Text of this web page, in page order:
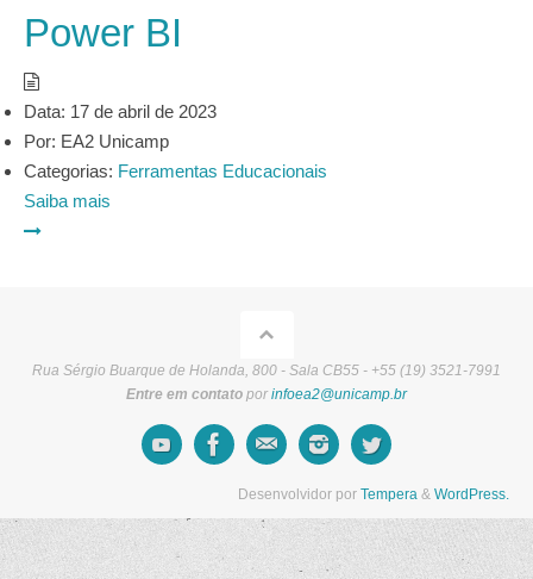
Power BI
Data: 17 de abril de 2023
Por: EA2 Unicamp
Categorias: Ferramentas Educacionais
Saiba mais
Rua Sérgio Buarque de Holanda, 800 - Sala CB55 - +55 (19) 3521-7991
Entre em contato por infoea2@unicamp.br
Desenvolvidor por Tempera & WordPress.